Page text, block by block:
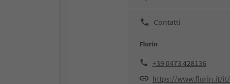
Contatti
Flurin
+39 0473 428136
https://www.flurin.it/it/